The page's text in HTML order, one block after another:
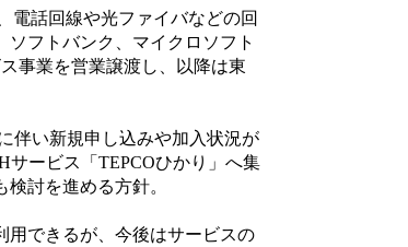
電話回線や光ファイバなどの回
フトバンク、マイクロソフト
事業を営業譲渡し、以降は東
伴い新規申し込みや加入状況が
ービス「TEPCOひかり」へ集
討を進める方針。
できるが、今後はサービスの